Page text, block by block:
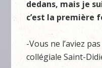
dedans, mais je
c’est la première
-Vous ne l’aviez
collégiale Saint-